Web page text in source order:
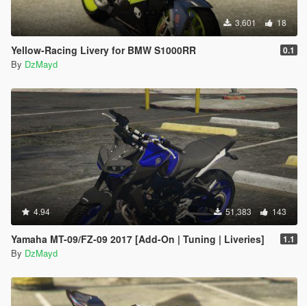
3,601 18
Yellow-Racing Livery for BMW S1000RR 0.1
By DzMayd
4.94 51,383 143
Yamaha MT-09/FZ-09 2017 [Add-On | Tuning | Liveries] 1.1
By DzMayd